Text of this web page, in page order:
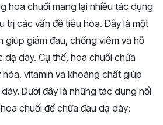
hoa chuối mang lại nhiều tác dụng
trị các vấn đề tiêu hóa. Đây là một
giúp giảm đau, chống viêm và hỗ
dạ dày. Cụ thể, hoa chuối chứa
vitamin và khoáng chất giúp
Dưới đây là những tác dụng nổi
chuối để chữa đau dạ dày: